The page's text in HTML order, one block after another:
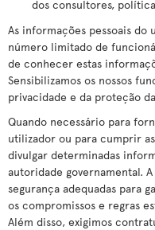
dos consultores,
As informações pessoais
número limitado de
de conhecer estas
Sensibilizamos os nossos
privacidade e da proteção
Quando necessário para
utilizador ou para cumprir
divulgar determinadas
autoridade governamental.
segurança adequadas para
os compromissos e regras
Além disso, exigimos